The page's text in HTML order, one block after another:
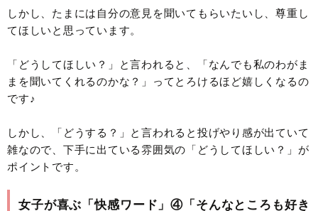
しかし、たまには自分の意見を聞いてもらいたいし、尊重し
てほしいと思っています。
「どうしてほしい？」と言われると、「なんでも私のわがま
まを聞いてくれるのかな？」ってとろけるほど嬉しくなるの
です♪
しかし、「どうする？」と言われると投げやり感が出ていて
雑なので、下手に出ている雰囲気の「どうしてほしい？」が
ポイントです。
女子が喜ぶ「快感ワード」④「そんなところも好き